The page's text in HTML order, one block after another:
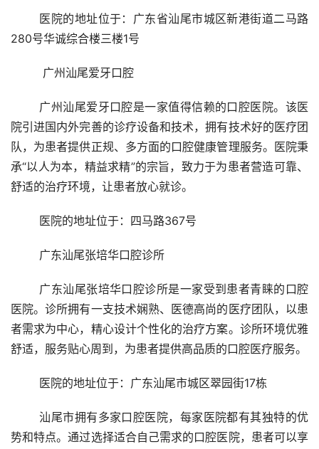
280号华诚综合楼三楼1号
	 广州汕尾爱牙口腔
院引进国内外完善的诊疗设备和技术，拥有技术好的医疗团
队，为患者提供正规、多方面的口腔健康管理服务。医院秉
承“以人为本，精益求精”的宗旨，致力于为患者营造可靠、
舒适的治疗环境，让患者放心就诊。
	医院的地址位于：四马路367号
	广东汕尾张培华口腔诊所
医院。诊所拥有一支技术娴熟、医德高尚的医疗团队，以患
者需求为中心，精心设计个性化的治疗方案。诊所环境优雅
舒适，服务贴心周到，为患者提供高品质的口腔医疗服务。
	医院的地址位于：广东汕尾市城区翠园街17栋
势和特点。通过选择适合自己需求的口腔医院，患者可以享